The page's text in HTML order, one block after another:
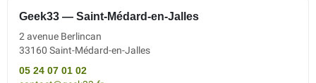
Geek33 — Saint-Médard-en-Jalles
2 avenue Berlincan
33160 Saint-Médard-en-Jalles
05 24 07 01 02